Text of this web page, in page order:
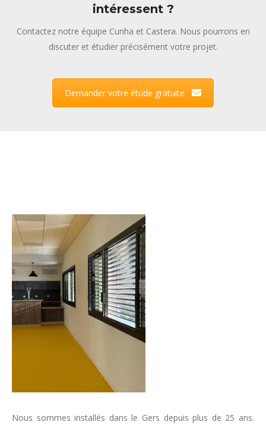
intéressent ?
Contactez notre équipe Cunha et Castera. Nous pourrons en
discuter et étudier précisément votre projet.
Demander votre étude gratuite
Nous sommes installés dans le Gers depuis plus de 25 ans.